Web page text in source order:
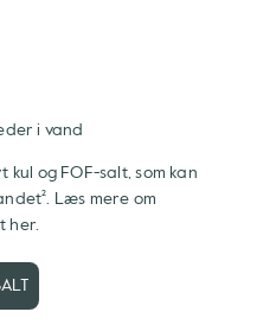
i vand
og FOF-salt, som kan
Læs mere om
her.